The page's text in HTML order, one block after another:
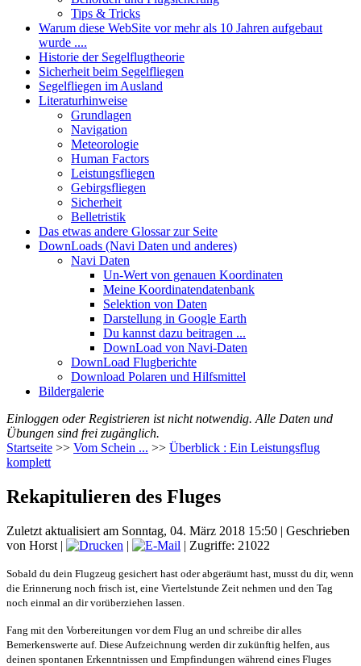
Tips & Tricks
Warum diese WebSite vor mehr als 10 Jahren aufgebaut
wurde ....
Historie der Segelflugtheorie
Sicherheit beim Segelfliegen
Segelfliegen im Ausland
Literaturhinweise
Grundlagen
Navigation
Meteorologie
Human Factors
Leistungsfliegen
Gebirgsfliegen
Sicherheit
Belletristik
Das etwas andere Glossar zur Seite
DownLoads (Navi Daten und anderes)
Navi Daten
Un-Wert von genauen Koordinaten
Meine Koordinatendatenbank
Selektion von Daten
Darstellung in Google Earth
Du kannst dazu beitragen ...
DownLoad von Navi-Daten
DownLoad Flugberichte
Download Polaren und Hilfsmittel
Bildergalerie
Einloggen oder Registrieren ist nicht notwendig. Alle Daten und
Übungen sind frei zugänglich.
Startseite >> Vom Schein ... >> Überblick : Ein Leistungsflug
komplett
Rekapitulieren des Fluges
Zuletzt aktualisiert am Sonntag, 04. März 2018 15:50 | Geschrieben
von Horst | | | Zugriffe: 21022
Sobald du dein Flugzeug gesichert hast oder abgeräumt hast, musst du dir, wenn
die Erinnerung noch frisch ist, eine Viertelstunde Zeit nehmen und den Tag
noch einmal an dir vorüberziehen lassen.
Fang mit den Vorbereitungen vor dem Flug an und schreibe dir alles
Bemerkenswerte auf. Diese Aufzeichnung werden dir zukünftig helfen, aus
deinen spontanen Erkenntnissen und Empfindungen während eines Fluges